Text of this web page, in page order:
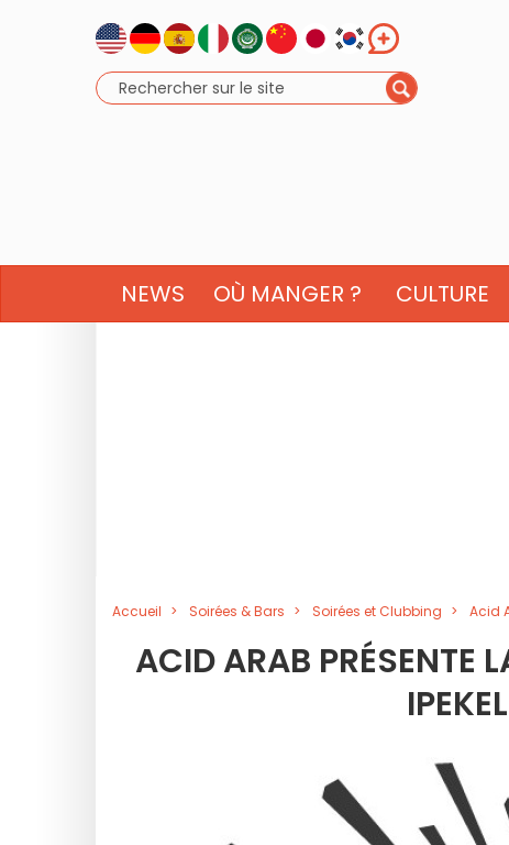
NEWS OÙ MANGER ? CULTURE
Accueil Soirées & Bars Soirées et Clubbing Acid
ACID ARAB PRÉSENTE